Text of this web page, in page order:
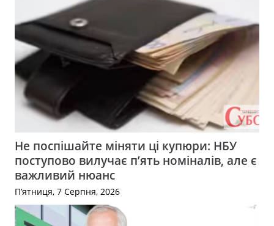
Не поспішайте міняти ці купюри: НБУ
поступово вилучає п’ять номіналів, але є
важливий нюанс
П’ятниця, 7 Серпня, 2026